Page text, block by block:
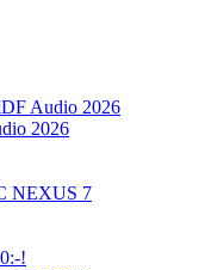
Audio 2026
2026
NEXUS 7
!